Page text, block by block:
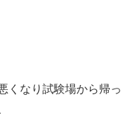
くなり試験場から帰っ